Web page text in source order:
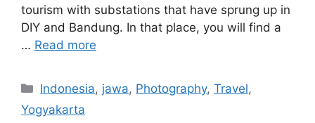
tourism with substations that have sprung up in
DIY and Bandung. In that place, you will find a
… Read more
Indonesia, jawa, Photography,Travel,
Yogyakarta